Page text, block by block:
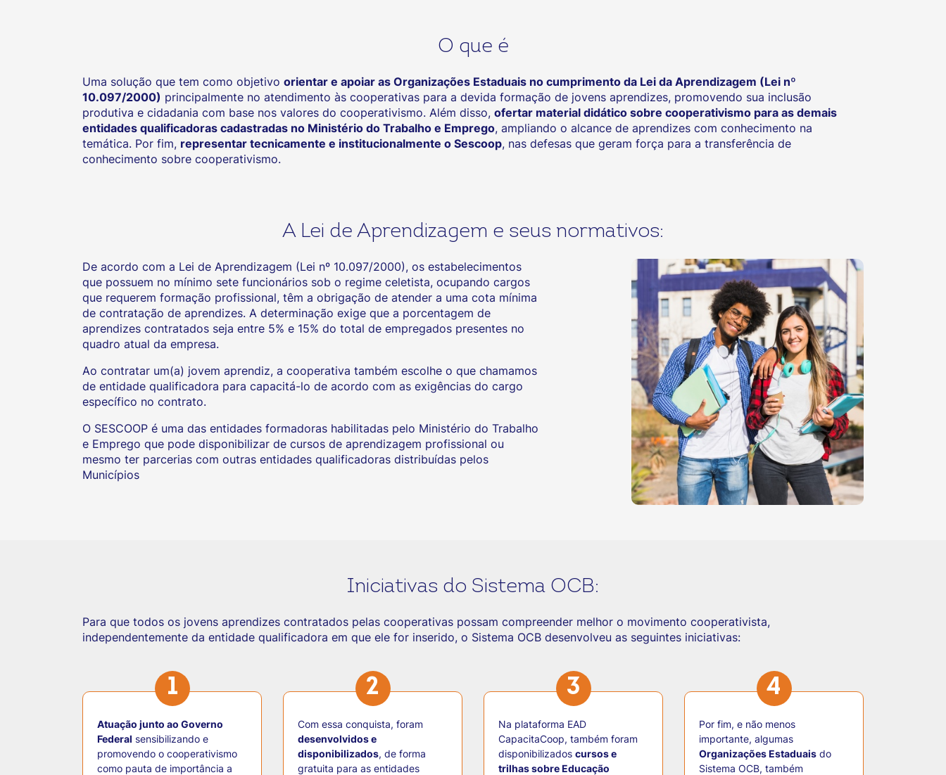
O que é
Uma solução que tem como objetivo orientar e apoiar as Organizações Estaduais no cumprimento da Lei da Aprendizagem (Lei nº
10.097/2000) principalmente no atendimento às cooperativas para a devida formação de jovens aprendizes, promovendo sua inclusão
produtiva e cidadania com base nos valores do cooperativismo. Além disso, ofertar material didático sobre cooperativismo para as demais
entidades qualificadoras cadastradas no Ministério do Trabalho e Emprego, ampliando o alcance de aprendizes com conhecimento na
temática. Por fim, representar tecnicamente e institucionalmente o Sescoop, nas defesas que geram força para a transferência de
conhecimento sobre cooperativismo.
A Lei de Aprendizagem e seus normativos:
De acordo com a Lei de Aprendizagem (Lei nº 10.097/2000), os estabelecimentos
que possuem no mínimo sete funcionários sob o regime celetista, ocupando cargos
que requerem formação profissional, têm a obrigação de atender a uma cota mínima
de contratação de aprendizes. A determinação exige que a porcentagem de
aprendizes contratados seja entre 5% e 15% do total de empregados presentes no
quadro atual da empresa.
Ao contratar um(a) jovem aprendiz, a cooperativa também escolhe o que chamamos
de entidade qualificadora para capacitá-lo de acordo com as exigências do cargo
específico no contrato.
O SESCOOP é uma das entidades formadoras habilitadas pelo Ministério do Trabalho
e Emprego que pode disponibilizar de cursos de aprendizagem profissional ou
mesmo ter parcerias com outras entidades qualificadoras distribuídas pelos
Municípios
Iniciativas do Sistema OCB:
Para que todos os jovens aprendizes contratados pelas cooperativas possam compreender melhor o movimento cooperativista,
independentemente da entidade qualificadora em que ele for inserido, o Sistema OCB desenvolveu as seguintes iniciativas:
1
Atuação junto ao Governo
Federal sensibilizando e
promovendo o cooperativismo
como pauta de importância a
2
Com essa conquista, foram
desenvolvidos e
disponibilizados, de forma
gratuita para as entidades
3
Na plataforma EAD
CapacitaCoop, também foram
disponibilizados cursos e
trilhas sobre Educação
4
Por fim, e não menos
importante, algumas
Organizações Estaduais do
Sistema OCB, também